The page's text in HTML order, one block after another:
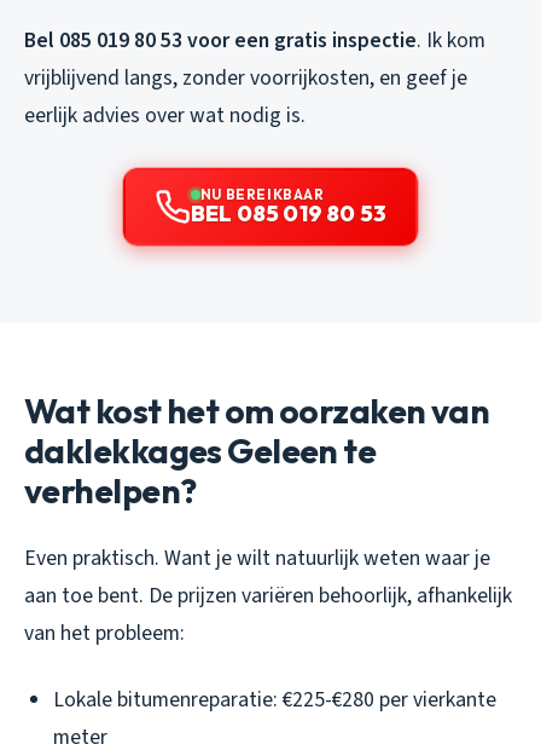
Bel 085 019 80 53 voor een gratis inspectie. Ik kom
vrijblijvend langs, zonder voorrijkosten, en geef je
eerlijk advies over wat nodig is.
NU BEREIKBAAR
BEL 085 019 80 53
Wat kost het om oorzaken van
daklekkages Geleen te
verhelpen?
Even praktisch. Want je wilt natuurlijk weten waar je
aan toe bent. De prijzen variëren behoorlijk, afhankelijk
van het probleem:
Lokale bitumenreparatie: €225-€280 per vierkante
meter